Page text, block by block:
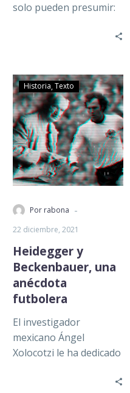
solo pueden presumir:
Gianluigi Buffon, Rafael
Historia Texto
Por rabona -
22 diciembre, 2021
Heidegger y
Beckenbauer, una
anécdota
futbolera
El investigador
mexicano Ángel
Xolocotzi le ha dedicado